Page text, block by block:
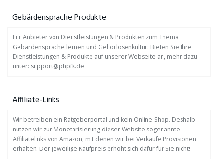
Gebärdensprache Produkte
Für Anbieter von Dienstleistungen & Produkten zum Thema
Gebärdensprache lernen und Gehörlosenkultur: Bieten Sie Ihre
Dienstleistungen & Produkte auf unserer Webseite an, mehr dazu
unter: support@phpfk.de
Affiliate-Links
Wir betreiben ein Ratgeberportal und kein Online-Shop. Deshalb
nutzen wir zur Monetarisierung dieser Website sogenannte
Affiliatelinks von Amazon, mit denen wir bei Verkäufe Provisionen
erhalten. Der jeweilige Kaufpreis erhöht sich dafür für Sie nicht!